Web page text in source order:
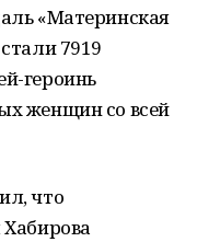
«Материнская
7919
героинь
женщин со всей
что